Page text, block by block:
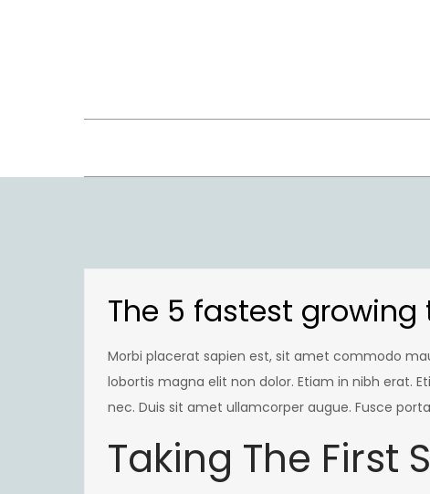
The 5 fastest
Morbi placerat sapien est, sit amet commodo
lobortis magna elit non dolor. Etiam in nibh erat.
nec. Duis sit amet ullamcorper augue. Fusce
Taking The First